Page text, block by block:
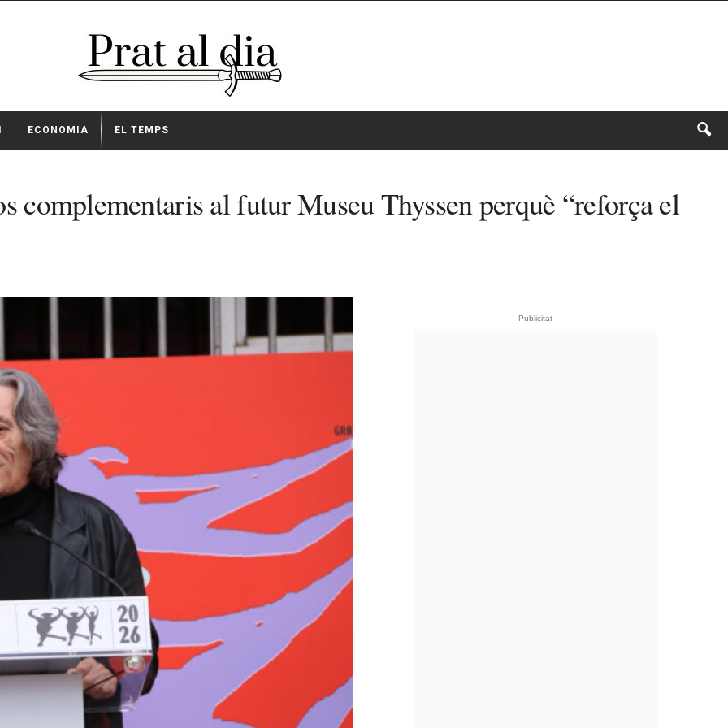
ECONOMIA EL TEMPS
complementaris al futur Museu Thyssen perquè “reforça el
- Publicitat -